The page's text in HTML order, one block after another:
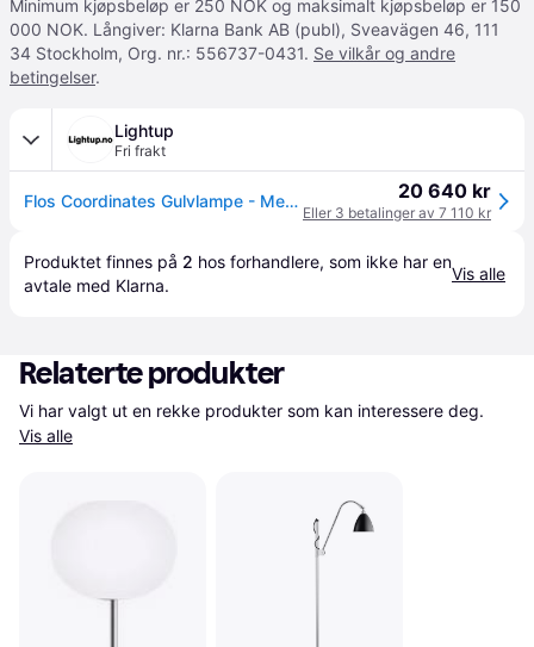
Minimum kjøpsbeløp er 250 NOK og maksimalt kjøpsbeløp er 150
000 NOK. Långiver: Klarna Bank AB (publ), Sveavägen 46, 111
34 Stockholm, Org. nr.: 556737-0431. Se vilkår og andre
betingelser.
Lightup
Fri frakt
Flos Coordinates Gulvlampe - Messing 20 640 kr
Eller 3 betalinger av 7 110 kr
Produktet finnes på 2 hos forhandlere, som ikke har en
avtale med Klarna.
Vis alle
Relaterte produkter
Vis alle